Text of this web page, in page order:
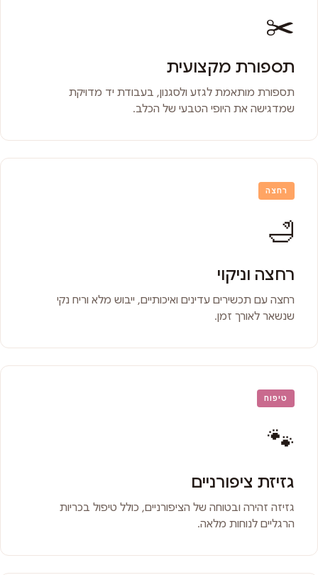
✂️
תספורת מקצועית
תספורת מותאמת לגזע ולסגנון, בעבודת יד מדויקת
שמדגישה את היופי הטבעי של הכלב.
רחצה
🛁
רחצה וניקוי
רחצה עם תכשירים עדינים ואיכותיים, ייבוש מלא וריח נקי
שנשאר לאורך זמן.
טיפוח
🐾
גזיזת ציפורניים
גזיזה זהירה ובטוחה של הציפורניים, כולל טיפול בכריות
הרגליים לנוחות מלאה.